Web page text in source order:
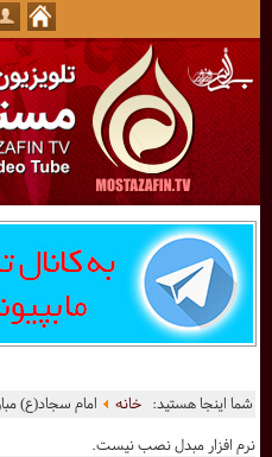
شما اینجا هستید:خانه
امام سجاد(ع)
نرم افزار مبدل نصب نیست.